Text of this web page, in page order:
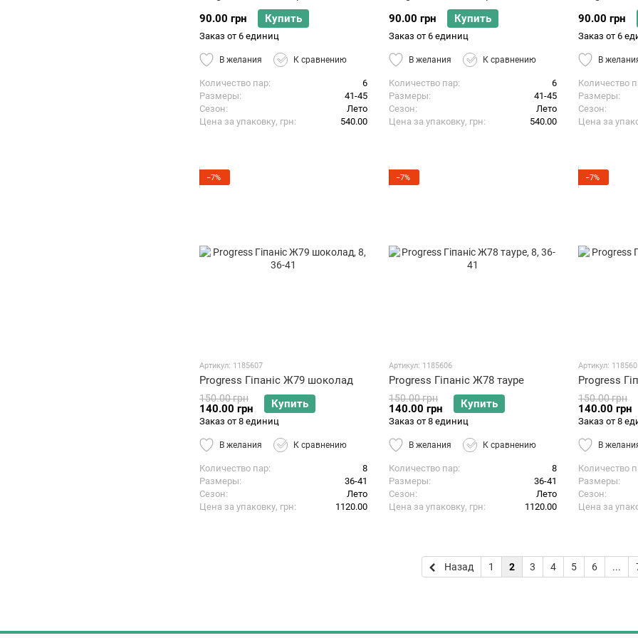
90.00 грн
Купить
Заказ от 6 единиц
В желания К сравнению
Количество пар
6
Размеры
41-45
Сезон
Лето
Цена за упаковку, грн
540.00
90.00 грн
Купить
Заказ от 6 единиц
В желания К сравнению
Количество пар
6
Размеры
41-45
Сезон
Лето
Цена за упаковку, грн
540.00
90.00 грн
Заказ от 6
В
Количество
Размеры
Сезон
Цена за
−7%
Артикул: 1185607
Progress Гіпаніс Ж79 шоколад
150.00 грн
140.00 грн Купить
Заказ от 8 единиц
В желания К сравнению
Количество пар
8
Размеры
36-41
Сезон
Лето
Цена за упаковку, грн
1120.00
−7%
Артикул: 1185606
Progress Гіпаніс Ж78 тауре
150.00 грн
140.00 грн Купить
Заказ от 8 единиц
В желания К сравнению
Количество пар
8
Размеры
36-41
Сезон
Лето
Цена за упаковку, грн
1120.00
−7%
Артикул:
Progress
150.00 грн
140.00 грн
Заказ от 8
В
Количество
Размеры
Сезон
Цена за
Назад 1 2 3 4 5 6 ...